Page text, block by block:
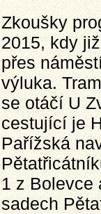
Zkoušky
2015, kdy
přes
výluka.
se otáčí U
cestující je
Pařížská
1 z Bolevce
sadech